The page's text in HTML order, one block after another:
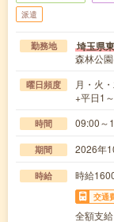
派遣
勤務地 埼玉県
森林公
曜日頻度
月・火
+平日1
時間 09:00～
期間 2026年
時給 時給
交通
全額支給